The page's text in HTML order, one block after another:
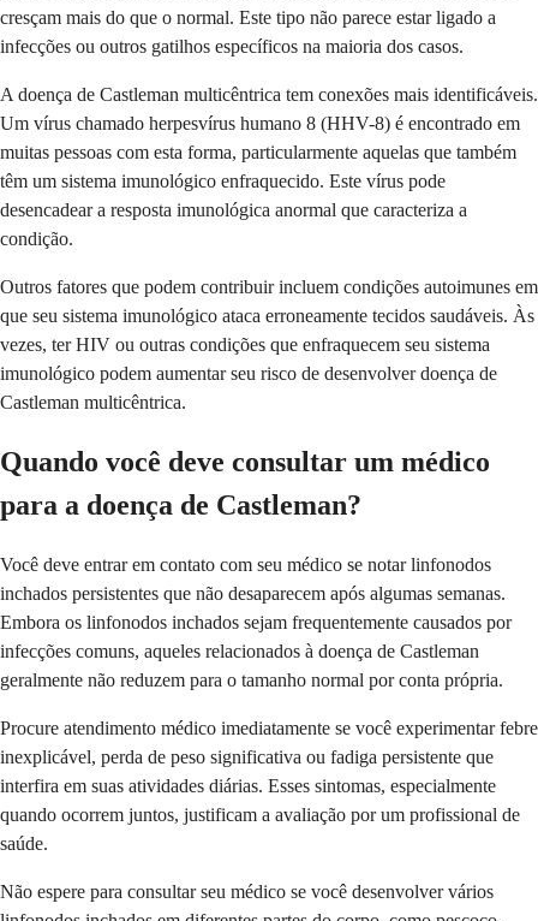
cresçam mais do que o normal. Este tipo não parece estar ligado a
infecções ou outros gatilhos específicos na maioria dos casos.
A doença de Castleman multicêntrica tem conexões mais identificáveis.
Um vírus chamado herpesvírus humano 8 (HHV-8) é encontrado em
muitas pessoas com esta forma, particularmente aquelas que também
têm um sistema imunológico enfraquecido. Este vírus pode
desencadear a resposta imunológica anormal que caracteriza a
condição.
Outros fatores que podem contribuir incluem condições autoimunes em
que seu sistema imunológico ataca erroneamente tecidos saudáveis. Às
vezes, ter HIV ou outras condições que enfraquecem seu sistema
imunológico podem aumentar seu risco de desenvolver doença de
Castleman multicêntrica.
Quando você deve consultar um médico
para a doença de Castleman?
Você deve entrar em contato com seu médico se notar linfonodos
inchados persistentes que não desaparecem após algumas semanas.
Embora os linfonodos inchados sejam frequentemente causados por
infecções comuns, aqueles relacionados à doença de Castleman
geralmente não reduzem para o tamanho normal por conta própria.
Procure atendimento médico imediatamente se você experimentar febre
inexplicável, perda de peso significativa ou fadiga persistente que
interfira em suas atividades diárias. Esses sintomas, especialmente
quando ocorrem juntos, justificam a avaliação por um profissional de
saúde.
Não espere para consultar seu médico se você desenvolver vários